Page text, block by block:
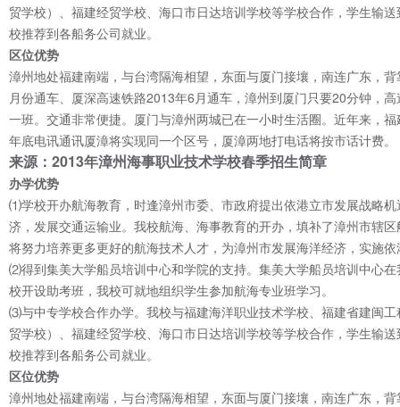
贸学校）、福建经贸学校、海口市日达培训学校等学校合作，学生输
校推荐到各船务公司就业。
区位优势
漳州地处福建南端，与台湾隔海相望，东面与厦门接壤，南连广东，
月份通车、厦深高速铁路2013年6月通车，漳州到厦门只要20分钟，
一班。交通非常便捷。厦门与漳州两城已在一小时生活圈。近年来，
年底电讯通讯厦漳将实现同一个区号，厦漳两地打电话将按市话计费。
来源：2013年漳州海事职业技术学校春季招生简章
办学优势
⑴学校开办航海教育，时逢漳州市委、市政府提出依港立市发展战略
济，发展交通运输业。我校航海、海事教育的开办，填补了漳州市辖
将努力培养更多更好的航海技术人才，为漳州市发展海洋经济，实施
⑵得到集美大学船员培训中心和学院的支持。集美大学船员培训中心
校开设助考班，我校可就地组织学生参加航海专业班学习。
⑶与中专学校合作办学。我校与福建海洋职业技术学校、福建省建闽
贸学校）、福建经贸学校、海口市日达培训学校等学校合作，学生输
校推荐到各船务公司就业。
区位优势
漳州地处福建南端，与台湾隔海相望，东面与厦门接壤，南连广东，